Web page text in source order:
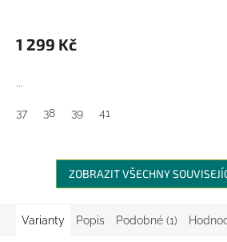
1 299 Kč
...
37 38 39 41
ZOBRAZIT VŠECHNY
Varianty Popis Podobné (1)